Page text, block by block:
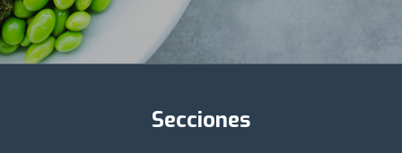
Secciones